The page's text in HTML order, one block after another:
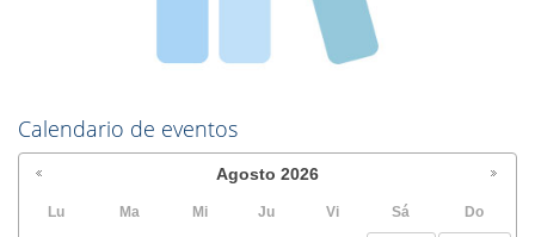
Calendario de eventos
Agosto 2026
Lu Ma Mi Ju Vi Sá Do